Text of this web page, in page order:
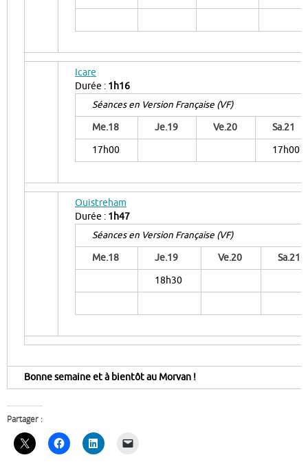
Icare
Durée : 1h16
Séances en Version Française (VF)
Me.18
Je.19 Ve.20
Sa.21
17h00
17h00
Ouistreham
Durée : 1h47
Séances en Version Française (VF)
Me.18
Je.19 Ve.20
Sa.21
18h30
Bonne semaine et à bientôt au Morvan !
Partager :